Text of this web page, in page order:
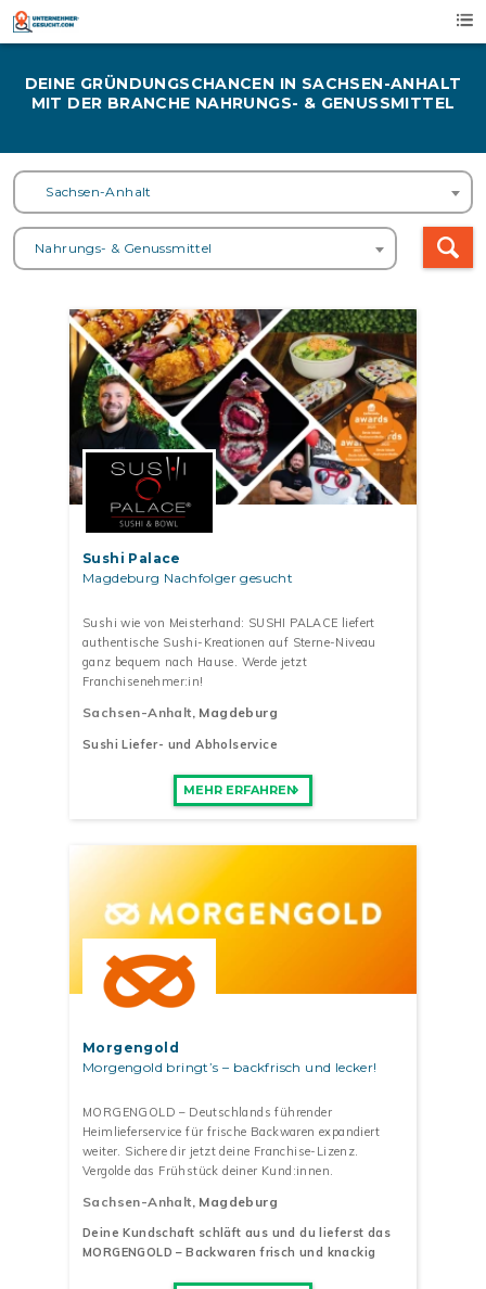
Skip
content
DEINE GRÜNDUNGSCHANCEN IN SACHSEN-ANHALT
MIT DER BRANCHE NAHRUNGS- & GENUSSMITTEL
Sachsen-Anhalt
Nahrungs- & Genussmittel
Sushi Palace
Magdeburg Nachfolger gesucht
Sushi wie von Meisterhand: SUSHI PALACE liefert
authentische Sushi-Kreationen auf Sterne-Niveau
ganz bequem nach Hause. Werde jetzt
Franchisenehmer:in!
Sachsen-Anhalt , Magdeburg
Sushi Liefer- und Abholservice
MEHR ERFAHREN
Morgengold
Morgengold bringt’s – backfrisch und lecker!
MORGENGOLD – Deutschlands führender
Heimlieferservice für frische Backwaren expandiert
weiter. Sichere dir jetzt deine Franchise-Lizenz.
Vergolde das Frühstück deiner Kund:innen.
Sachsen-Anhalt , Magdeburg
Deine Kundschaft schläft aus und du lieferst das
MORGENGOLD – Backwaren frisch und knackig